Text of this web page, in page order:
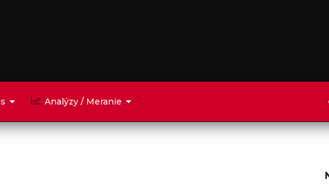
Analýzy / Meranie